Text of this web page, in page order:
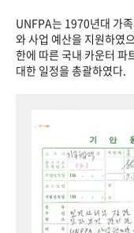
UNFPA는 1970년대 가
와 사업 예산을 지원하였
한에 따른 국내 카운터 파
대한 일정을 총괄하였다.